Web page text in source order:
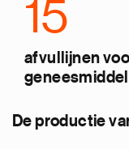
15
afvullijnen
De productie